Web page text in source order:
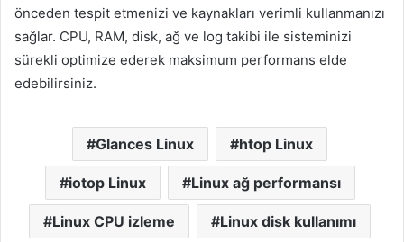
önceden tespit etmenizi ve kaynakları verimli kullanmanızı
sağlar. CPU, RAM, disk, ağ ve log takibi ile sisteminizi
sürekli optimize ederek maksimum performans elde
edebilirsiniz.
Glances Linux htop Linux
iotop Linux Linux ağ performansı
Linux CPU izleme Linux disk kullanımı